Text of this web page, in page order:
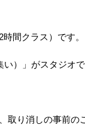
間クラス）です。
）」がスタジオで
り消しの事前の